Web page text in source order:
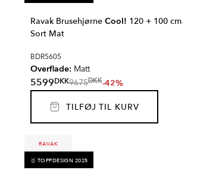
Ravak Brusehjørne Cool! 120 + 100 cm
Sort Mat
BDR5605
Overflade: Matt
5599DKK9675DKK-42%
TILFØJ TIL KURV
RAVAK
🥇 TOPPDESIGN 2025